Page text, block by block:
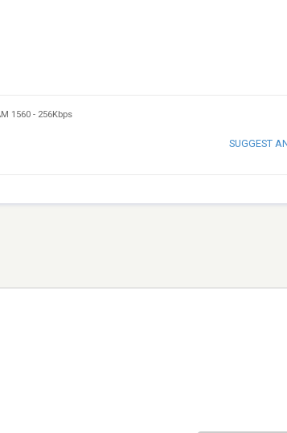
1560 - 256Kbps
SUGGEST